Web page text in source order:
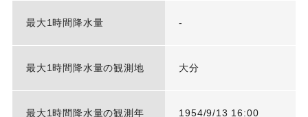
最大1時間降水量 -
最大1時間降水量の観測地 大分
最大1時間降水量の観測年
1954/9/13 16:00